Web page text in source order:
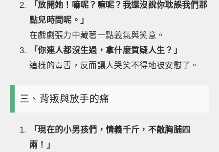
「放開她！嘛呢？嘛呢？我還沒說你耽誤我們那
點兒時間呢。」
在戲劇張力中藏著一點義氣與笑意。
「你連人都沒生過，拿什麼質疑人生？」
這樣的毒舌，反而讓人哭笑不得地被安慰了。
三、背叛與放手的痛
「現在的小男孩們，情義千斤，不敵胸脯四
兩！」